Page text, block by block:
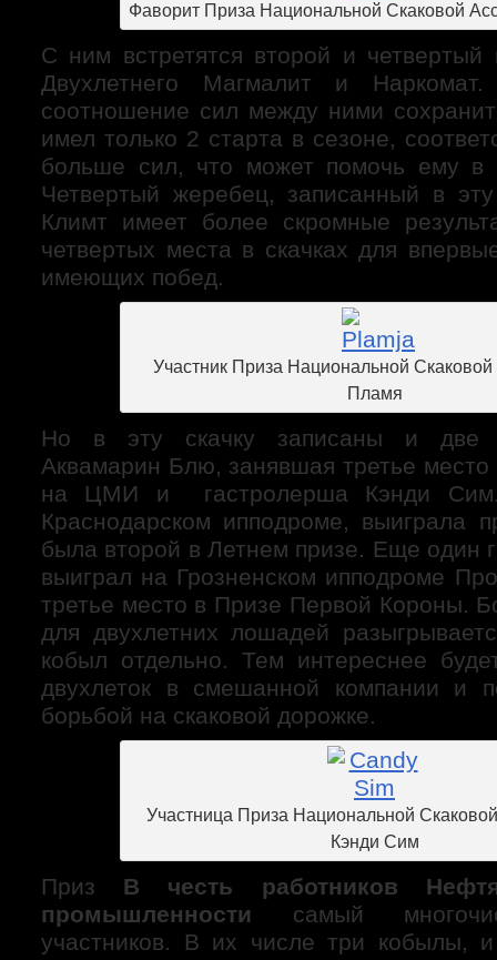
Фаворит Приза Национальной Скаковой
С ним встретятся второй и
Двухлетнего Магмалит и
соотношение сил между ними
имел только 2 старта в сезоне,
больше сил, что может помочь ему в
Четвертый жеребец, записанный в
Климт имеет более скромные
четвертых места в скачках для
имеющих побед.
Участник Приза Национальной
Пламя
Но в эту скачку записаны и две
Аквамарин Блю, занявшая третье место
на ЦМИ и гастролерша Кэнди
Краснодарском ипподроме, выиграла
была второй в Летнем призе. Еще один
выиграл на Грозненском ипподроме
третье место в Призе Первой Короны.
для двухлетних лошадей
кобыл отдельно. Тем интереснее
двухлеток в смешанной компании и
борьбой на скаковой дорожке.
Участница Приза Национальной
Кэнди Сим
Приз В честь работников
промышленности самый
участников. В их числе три кобылы,